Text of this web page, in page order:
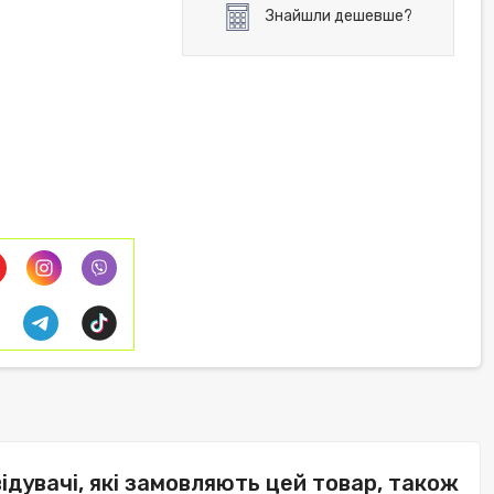
Знайшли дешевше?
які замовляють цей товар, також